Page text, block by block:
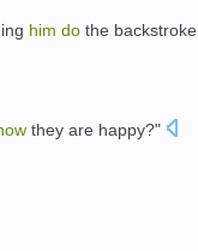
him do the backstroke
they are happy?"